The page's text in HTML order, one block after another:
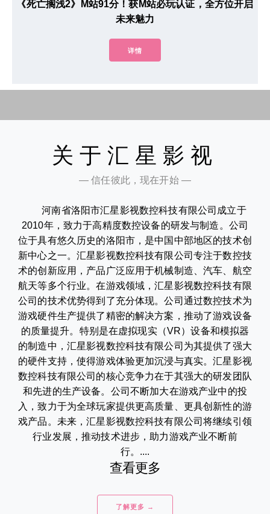
《死亡搁浅2》M站91分！获M站必玩认证，全方位开启
未来魅力
详情
关于汇星影视
— 信任彼此，现在开始 —
河南省洛阳市汇星影视数控科技有限公司成立于
2010年，致力于高精度数控设备的研发与制造。公司
位于具有悠久历史的洛阳市，是中国中部地区的技术创
新中心之一。汇星影视数控科技有限公司专注于数控技
术的创新应用，产品广泛应用于机械制造、汽车、航空
航天等多个行业。在游戏领域，汇星影视数控科技有限
公司的技术优势得到了充分体现。公司通过数控技术为
游戏硬件生产提供了精密的解决方案，推动了游戏设备
的质量提升。特别是在虚拟现实（VR）设备和模拟器
的制造中，汇星影视数控科技有限公司为其提供了强大
的硬件支持，使得游戏体验更加沉浸与真实。汇星影视
数控科技有限公司的核心竞争力在于其强大的研发团队
和先进的生产设备。公司不断加大在游戏产业中的投
入，致力于为全球玩家提供更高质量、更具创新性的游
戏产品。未来，汇星影视数控科技有限公司将继续引领
行业发展，推动技术进步，助力游戏产业不断前
行。....
查看更多
了解更多 →